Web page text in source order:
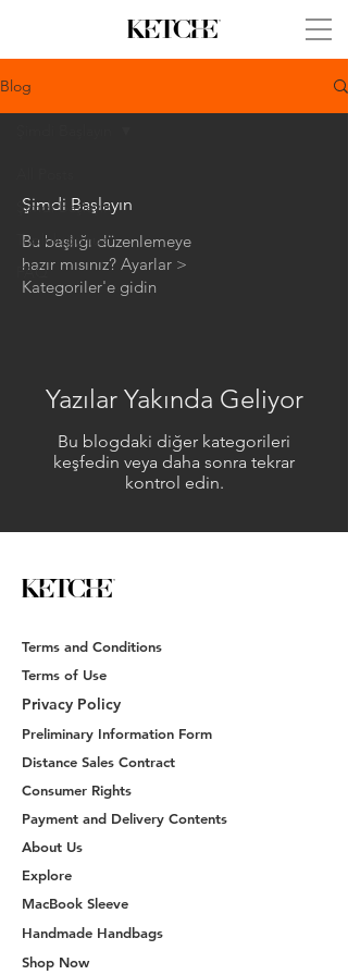
Blog
Şimdi Başlayın
Topluluğunuz
FAQ
Şimdi Başlayın
Bu başlığı düzenlemeye
hazır mısınız? Ayarlar >
Kategoriler'e gidin
Yazılar Yakında Geliyor
Bu blogdaki diğer kategorileri
keşfedin veya daha sonra tekrar
kontrol edin.
Terms and Conditions
Terms of Use
Privacy Policy
Preliminary Information Form
Distance Sales Contract
Consumer Rights
Payment and Delivery Contents
About Us
Explore
MacBook Sleeve
Handmade Handbags
Shop Now